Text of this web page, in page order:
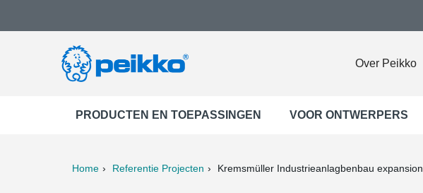
Over Peikko
PRODUCTEN EN TOEPASSINGEN VOOR ONTWERPERS
Home Referentie Projecten Kremsmüller Industrieanlagbenbau expansion